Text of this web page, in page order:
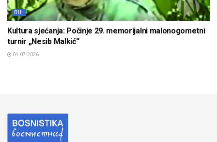
BIH
Kultura sjećanja: Počinje 29. memorijalni malonogometni
turnir „Nesib Malkić“
04.07.2026